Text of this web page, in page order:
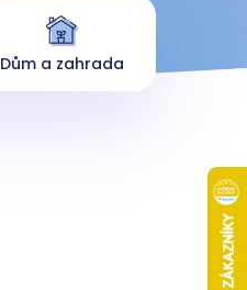
Dům a zahrada